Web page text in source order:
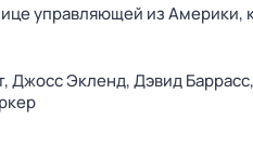
управляющей из Америки,
Джосс Экленд,Дэвид Баррасс,